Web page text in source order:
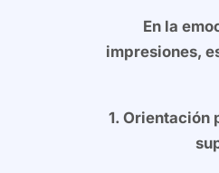
En la
impresiones,
1. Orientación